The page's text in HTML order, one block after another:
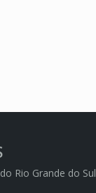
Rio Grande do Sul